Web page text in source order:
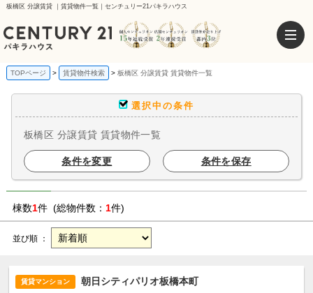
板橋区 分譲賃貸 ｜賃貸物件一覧｜センチュリー21パキラハウス
TOPページ 賃貸物件検索 板橋区 分譲賃貸 賃貸物件一覧
選択中の条件
板橋区 分譲賃貸 賃貸物件一覧
条件を変更 条件を保存
棟数1件 (総物件数： 1件)
並び順 ：
賃貸マンション 朝日シティパリオ板橋本町